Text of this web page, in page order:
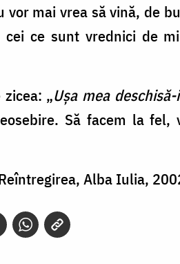
mai vrea să vină, de
ce sunt vrednici de
„Ușa mea deschisă-
Să facem la fel,
Alba Iulia,